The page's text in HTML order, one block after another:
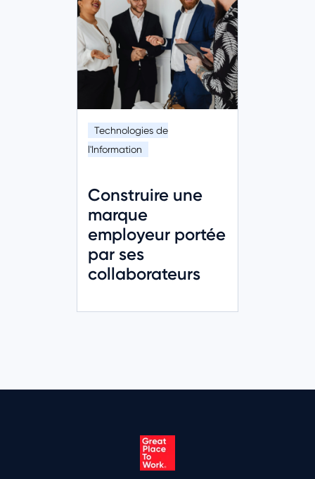
Technologies de
l'Information
Construire une
marque
employeur portée
par ses
collaborateurs